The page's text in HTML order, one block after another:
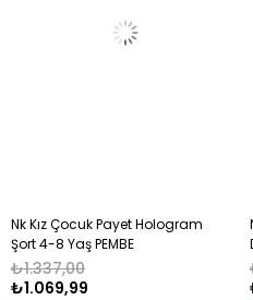
Nk Kız Çocuk Payet Hologram
Şort 4-8 Yaş PEMBE
₺1.069,99
₺1.337,00